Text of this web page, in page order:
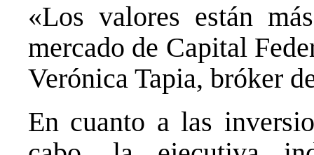
«Los valores están
mercado de Capital
Verónica Tapia, bróker
En cuanto a las